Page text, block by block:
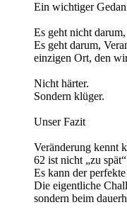
Ein wichtiger
Es geht nicht
Es geht darum,
einzigen Ort, den
Nicht härter.
Sondern klüger.
Unser Fazit
Veränderung kennt
62 ist nicht „zu
Es kann der
Die eigentliche
sondern beim